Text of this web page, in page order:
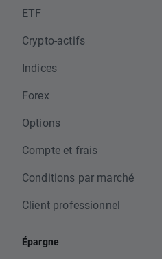
ETF
Crypto-actifs
Indices
Forex
Options
Compte et frais
Conditions par marché
Client professionnel
Épargne